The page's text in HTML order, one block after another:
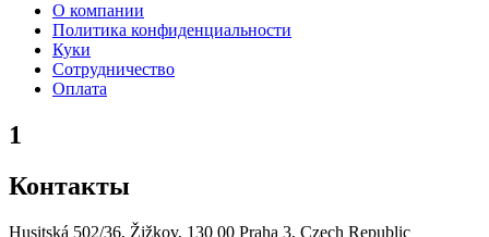
О компании
Политика конфиденциальности
Куки
Сотрудничество
Оплата
1
Контакты
Husitská 502/36, Žižkov, 130 00 Praha 3, Czech Republic